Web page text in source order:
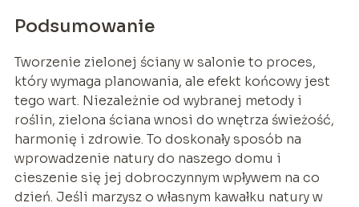
Podsumowanie
Tworzenie zielonej ściany w salonie to proces,
który wymaga planowania, ale efekt końcowy jest
tego wart. Niezależnie od wybranej metody i
roślin, zielona ściana wnosi do wnętrza świeżość,
harmonię i zdrowie. To doskonały sposób na
wprowadzenie natury do naszego domu i
cieszenie się jej dobroczynnym wpływem na co
dzień. Jeśli marzysz o własnym kawałku natury w